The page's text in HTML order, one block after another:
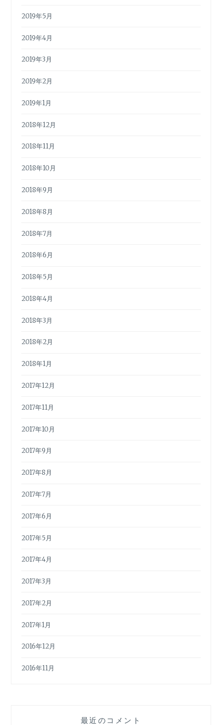
2019年5月
2019年4月
2019年3月
2019年2月
2019年1月
2018年12月
2018年11月
2018年10月
2018年9月
2018年8月
2018年7月
2018年6月
2018年5月
2018年4月
2018年3月
2018年2月
2018年1月
2017年12月
2017年11月
2017年10月
2017年9月
2017年8月
2017年7月
2017年6月
2017年5月
2017年4月
2017年3月
2017年2月
2017年1月
2016年12月
2016年11月
最近のコメント